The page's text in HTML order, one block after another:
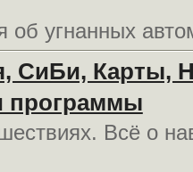
угнанных
СиБи, Карты,
программы
Всё о